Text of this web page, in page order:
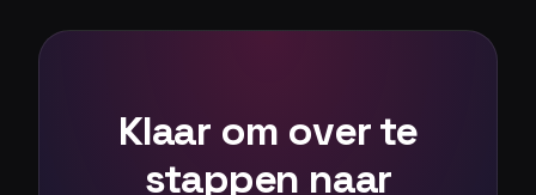
Klaar om over te
stappen naar